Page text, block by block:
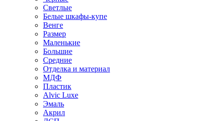
Светлые
Белые шкафы-купе
Венге
Размер
Маленькие
Большие
Средние
Отделка и материал
МДФ
Пластик
Alvic Luxe
Эмаль
Акрил